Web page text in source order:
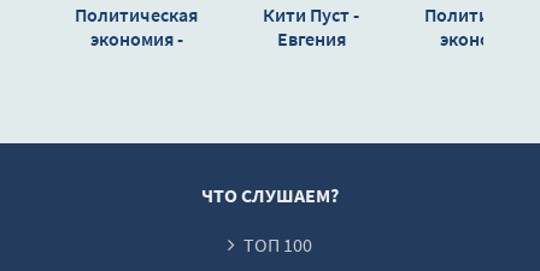
20
Политическая
экономия -
Кити Пуст -
Евгения
экономия -
ЧТО СЛУШАЕМ?
ТОП 100